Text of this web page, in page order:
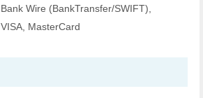
Bank Wire (BankTransfer/SWIFT),
VISA, MasterCard